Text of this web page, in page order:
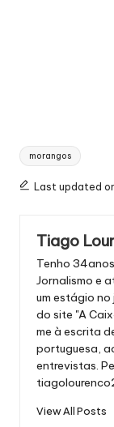
Tags:
morangos
Last updated
Tiago
Tenho
Jornalismo e
um estágio no
do site "A
me à escrita
portuguesa,
entrevistas.
View All Posts